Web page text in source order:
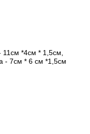
*4см * 1,5см,
- 7см * 6 см *1,5см